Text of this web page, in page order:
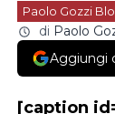
Paolo Gozzi
di Paolo
Aggiungi
[caption